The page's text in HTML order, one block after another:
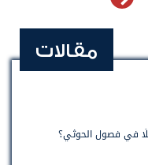
مقالات
في فصول الحوثي؟